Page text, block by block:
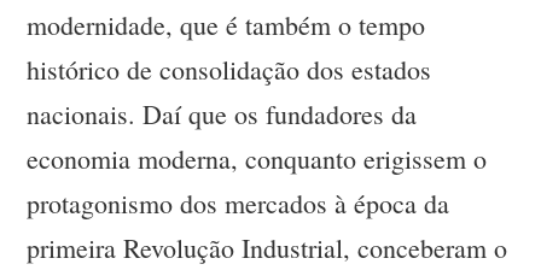
modernidade, que é também o tempo
histórico de consolidação dos estados
nacionais. Daí que os fundadores da
economia moderna, conquanto erigissem o
protagonismo dos mercados à época da
primeira Revolução Industrial, conceberam o